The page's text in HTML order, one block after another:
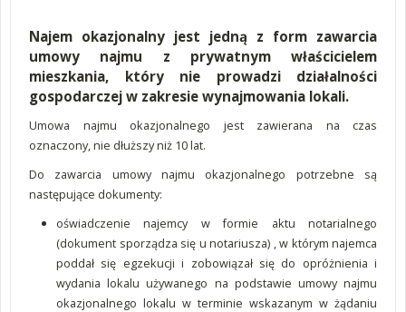
Najem okazjonalny jest jedną z form zawarcia
umowy najmu z prywatnym właścicielem
mieszkania, który nie prowadzi działalności
gospodarczej w zakresie wynajmowania lokali.
Umowa najmu okazjonalnego jest zawierana na czas
oznaczony, nie dłuższy niż 10 lat.
Do zawarcia umowy najmu okazjonalnego potrzebne są
następujące dokumenty:
oświadczenie najemcy w formie aktu notarialnego
(dokument sporządza się u notariusza) , w którym najemca
poddał się egzekucji i zobowiązał się do opróżnienia i
wydania lokalu używanego na podstawie umowy najmu
okazjonalnego lokalu w terminie wskazanym w żądaniu